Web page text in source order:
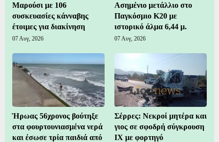
Μαρούσι με 106
συσκευασίες κάνναβης
έτοιμες για διακίνηση
07 Αυγ, 2026
Ασημένιο μετάλλιο στο
Παγκόσμιο Κ20 με
ιστορικό άλμα 6,44 μ.
07 Αυγ, 2026
Ήρωας 56χρονος βούτηξε
στα φουρτουνιασμένα νερά
και έσωσε τρία παιδιά από
Σέρρες: Νεκροί μητέρα και
γιος σε σφοδρή σύγκρουση
ΙΧ με φορτηγό